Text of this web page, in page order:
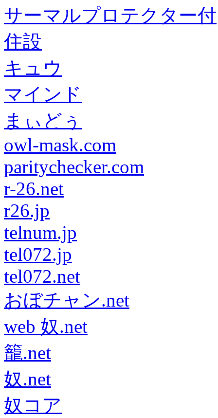
サーマルプロテクター付
住設
キュウ
マインド
まぃどぅ
owl-mask.com
paritychecker.com
r-26.net
r26.jp
telnum.jp
tel072.jp
tel072.net
おぼチャン.net
web 奴.net
籠.net
奴.net
奴コア